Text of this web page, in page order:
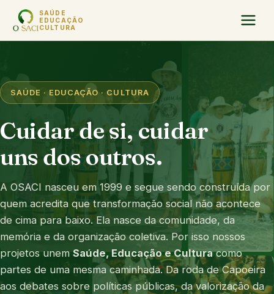
SAÚDE
EDUCAÇÃO
CULTURA
SAÚDE · EDUCAÇÃO · CULTURA
Cuidar de si, cuidar
uns dos outros.
A OSACI nasceu em 1999 e segue sendo construída por
quem acredita que transformação social não acontece
de cima para baixo. Ela nasce da comunidade, da
memória e da organização coletiva. Por isso nossos
projetos unem Saúde, Educação e Culturacomo
partes de uma mesma caminhada. Da roda de Capoeira
aos debates sobre políticas públicas, da valorização da